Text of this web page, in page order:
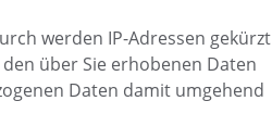
werden IP-Adressen gekürzt
über Sie erhobenen Daten
Daten damit umgehend